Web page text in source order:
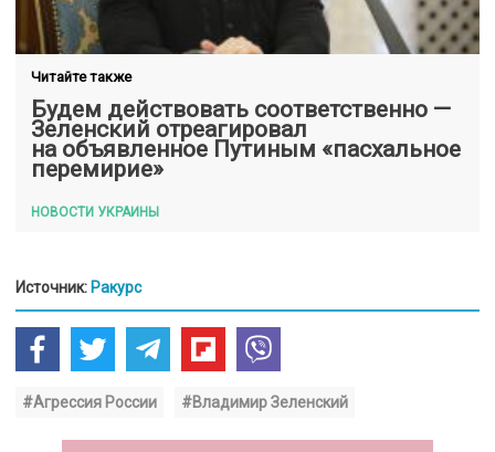
Читайте также
Будем действовать соответственно —
Зеленский отреагировал
на объявленное Путиным «пасхальное
перемирие»
НОВОСТИ УКРАИНЫ
Источник: Ракурс
#Агрессия России #Владимир Зеленский